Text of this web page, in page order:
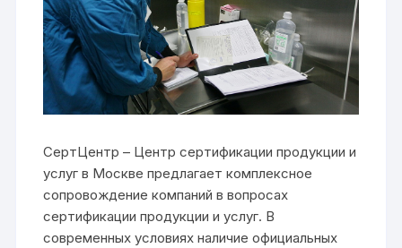
СертЦентр – Центр сертификации продукции и
услуг в Москве предлагает комплексное
сопровождение компаний в вопросах
сертификации продукции и услуг. В
современных условиях наличие официальных